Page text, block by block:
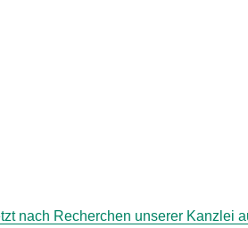
nach Recherchen unserer Kanzlei